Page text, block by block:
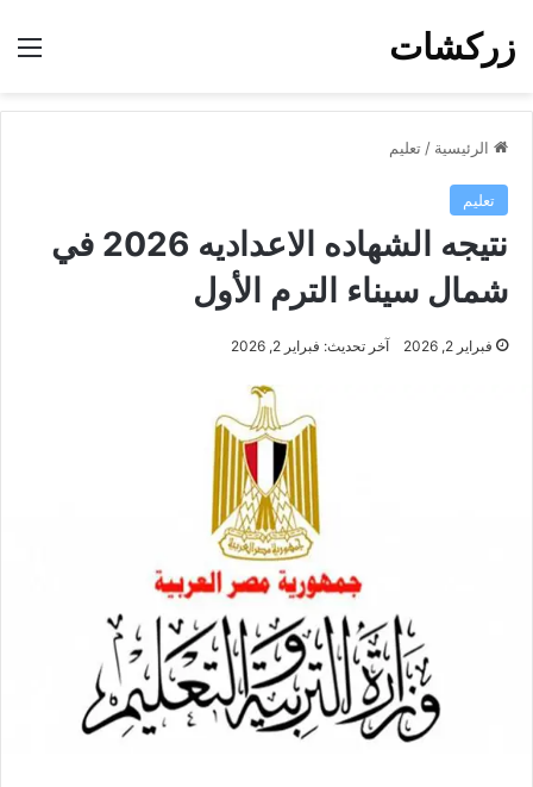
زركشات
الرئيسية / تعليم
تعليم
نتيجه الشهاده الاعداديه 2026 في
شمال سيناء الترم الأول
فبراير 2, 2026 آخر تحديث: فبراير 2, 2026